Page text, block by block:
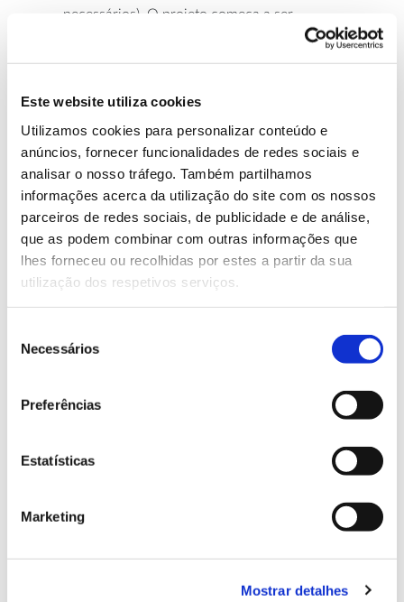
Este website utiliza cookies
Utilizamos cookies para personalizar conteúdo e
anúncios, fornecer funcionalidades de redes sociais e
analisar o nosso tráfego. Também partilhamos
informações acerca da utilização do site com os nossos
parceiros de redes sociais, de publicidade e de análise,
que as podem combinar com outras informações que
lhes forneceu ou recolhidas por estes a partir da sua
utilização dos respetivos serviços.
Necessários
Preferências
Estatísticas
Marketing
Mostrar detalhes
necessários). O projeto começa a ser
AIGP – Áreas Integradas de
restante território.
Disponibilização na plataformadados.gov.pt
dados abertos sobre o Bupi, que podem ser
utilizados pelas empresas, cidadãos,
comunidade académica e todos os que quiserem
conhecer e trabalhar sobre eles, para criar
conhecimento e valor.
Sobre o Formador
coordenadora da Estrutura de Missão para a
Simplificado (eBUPi). Desde 1998 que é um quadro
valorização e ordenamento do território.
Informação Cadastral Simplificado e de ter